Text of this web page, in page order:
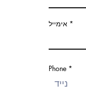
אימייל
Phone